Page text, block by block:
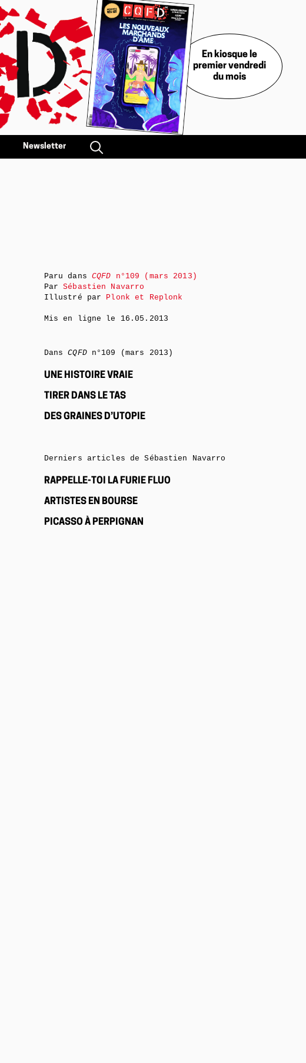
En kiosque le
premier vendredi
du mois
Newsletter
Paru dans CQFD n°109 (mars 2013)
ParSébastien Navarro
Illustré par Plonk et Replonk
Mis en ligne le 16.05.2013
DansCQFDn°109 (mars 2013)
UNE HISTOIRE VRAIE
TIRER DANS LE TAS
DES GRAINES D’UTOPIE
Derniers articles de Sébastien Navarro
RAPPELLE-TOI LA FURIE FLUO
ARTISTES EN BOURSE
PICASSO À PERPIGNAN